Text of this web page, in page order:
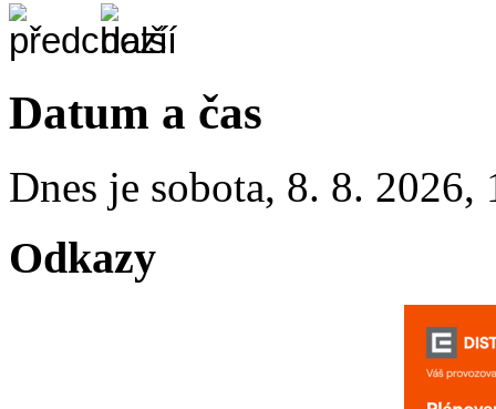
Datum a čas
Dnes je sobota, 8. 8. 2026,
Odkazy